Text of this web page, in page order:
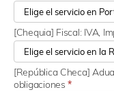
[Chequia] Fiscal: IVA,
[República Checa]
obligaciones*